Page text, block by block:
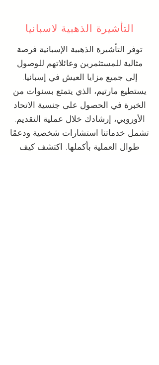
التأشيرة الذهبية لاسبانيا
توفر التأشيرة الذهبية الإسبانية فرصة
مثالية للمستثمرين وعائلاتهم للوصول
إلى جميع مزايا العيش في إسبانيا.
يستطيع مارتيم، الذي يتمتع بسنوات من
الخبرة في الحصول على جنسية الاتحاد
الأوروبي، إرشادك خلال عملية التقديم.
تشمل خدماتنا استشارات شخصية ودعمًا
طوال العملية بأكملها. اكتشف كيف